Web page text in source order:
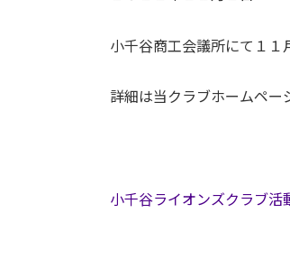
小千谷商工会議所にて１１
詳細は当クラブホームペー
小千谷ライオンズクラブ